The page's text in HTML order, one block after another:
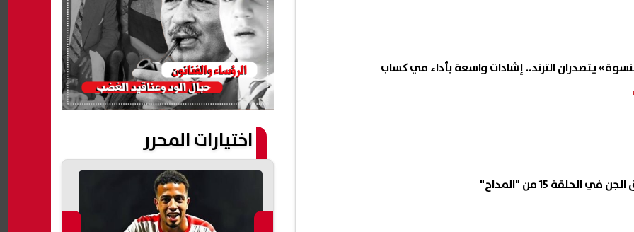
يتصدران الترند.. إشادات واسعة بأداء مي كساب
الحلقة 15 من "المداح"
اختيارات المحرر